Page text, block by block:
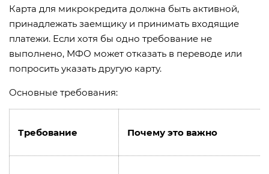
Карта для микрокредита должна быть активной,
принадлежать заемщику и принимать входящие
платежи. Если хотя бы одно требование не
выполнено, МФО может отказать в переводе или
попросить указать другую карту.
Основные требования:
Требование Почему это важно